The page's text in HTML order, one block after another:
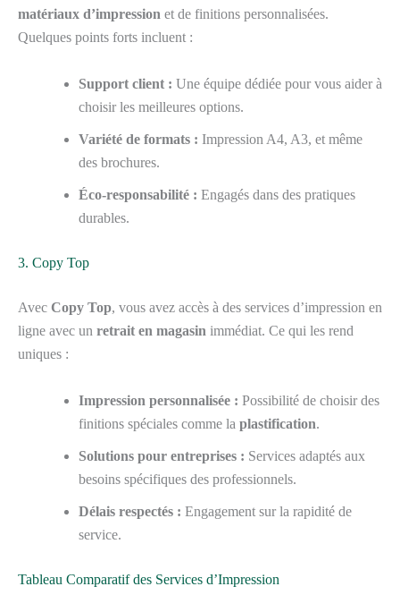
matériaux d’impression et de finitions personnalisées.
Quelques points forts incluent :
Support client : Une équipe dédiée pour vous aider à
choisir les meilleures options.
Variété de formats : Impression A4, A3, et même
des brochures.
Éco-responsabilité : Engagés dans des pratiques
durables.
3. Copy Top
Avec Copy Top, vous avez accès à des services d’impression en
ligne avec un retrait en magasin immédiat. Ce qui les rend
uniques :
Impression personnalisée : Possibilité de choisir des
finitions spéciales comme la plastification.
Solutions pour entreprises : Services adaptés aux
besoins spécifiques des professionnels.
Délais respectés : Engagement sur la rapidité de
service.
Tableau Comparatif des Services d’Impression